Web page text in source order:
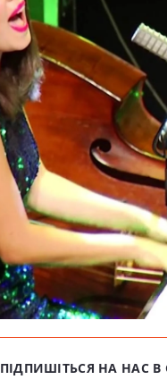
ПІДПИШІТЬСЯ НА НАС В